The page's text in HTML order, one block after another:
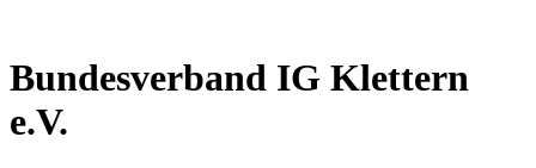
Bundesverband IG Klettern
e.V.